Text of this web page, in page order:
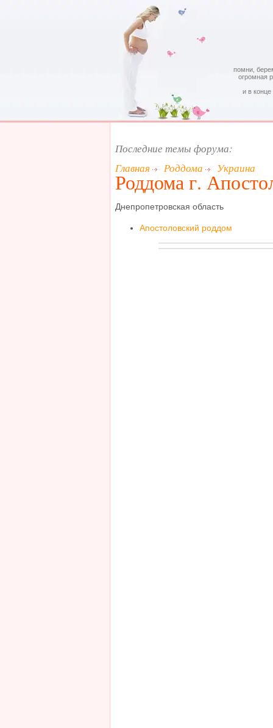
помни,
огромная
и в
Последние темы форума:
Главная
Роддома Украина
Роддома г.
Днепропетровская область
Апостоловский роддом